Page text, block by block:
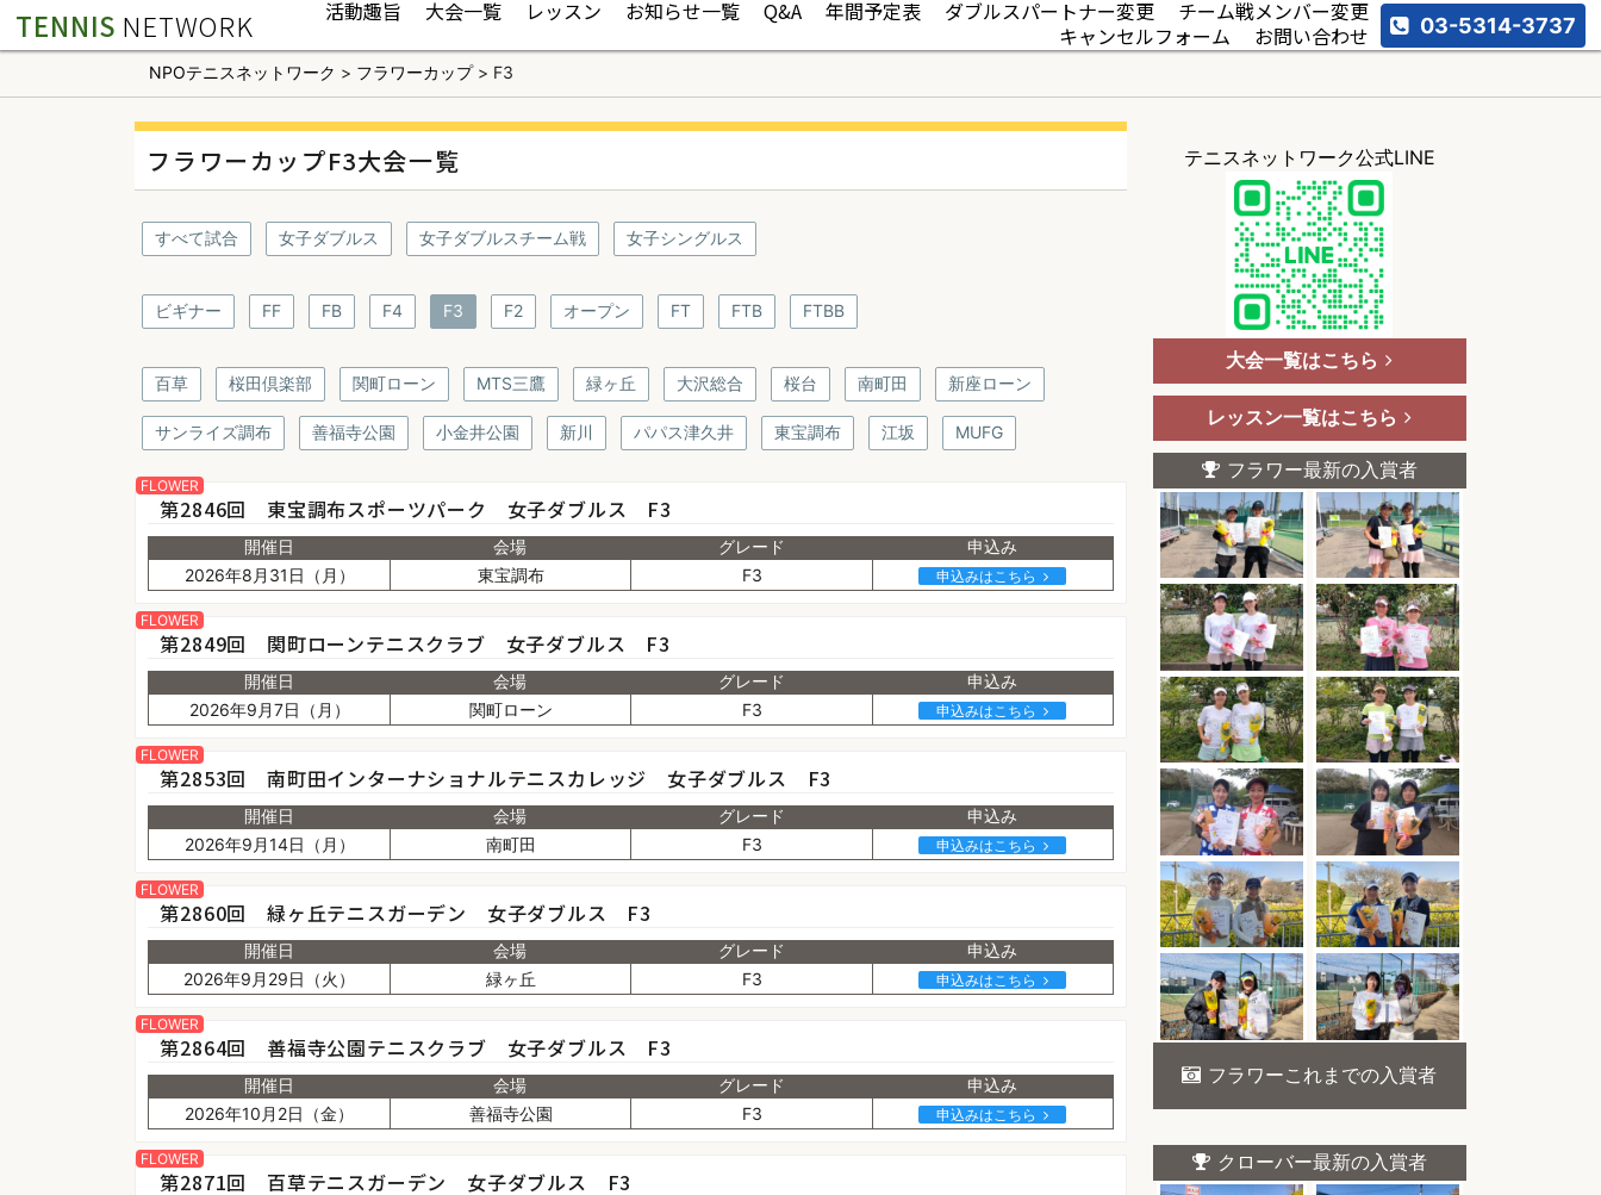
TENNIS NETWORK 活動趣旨 大会一覧 レッスン お知らせ一覧 Q&A 年間予定表 ダブルスパートナー変更
チーム戦メンバー変更
キャンセルフォーム
お問い合わせ 03-5314-3737
NPOテニスネットワーク > フラワーカップ> F3
フラワーカップF3大会一覧
すべて試合 女子ダブルス 女子ダブルスチーム戦 女子シングルス
ビギナー FF FB F4 F3 F2 オープン FT FTB FTBB
百草 桜田倶楽部 関町ローン MTS三鷹 緑ヶ丘 大沢総合 桜台 南町田 新座ローン
サンライズ調布 善福寺公園 小金井公園 新川 パパス津久井 東宝調布 江坂 MUFG
第2846回 東宝調布スポーツパーク 女子ダブルス F3
開催日
2026年8月31日（月）
会場
東宝調布
グレード
F3
申込み
申込みはこちら
FLOWER
第2849回 関町ローンテニスクラブ 女子ダブルス F3
開催日
2026年9月7日（月）
会場
関町ローン
グレード
F3
申込み
申込みはこちら
FLOWER
第2853回 南町田インターナショナルテニスカレッジ 女子ダブルス F3
開催日
2026年9月14日（月）
会場
南町田
グレード
F3
申込み
申込みはこちら
FLOWER
第2860回 緑ヶ丘テニスガーデン 女子ダブルス F3
開催日
2026年9月29日（火）
会場
緑ヶ丘
グレード
F3
申込み
申込みはこちら
FLOWER
第2864回 善福寺公園テニスクラブ 女子ダブルス F3
開催日
2026年10月2日（金）
会場
善福寺公園
グレード
F3
申込み
申込みはこちら
FLOWER
第2871回 百草テニスガーデン 女子ダブルス F3
FLOWER
テニスネットワーク公式LINE
大会一覧はこちら
レッスン一覧はこちら
フラワー最新の入賞者
フラワーこれまでの入賞者
クローバー最新の入賞者